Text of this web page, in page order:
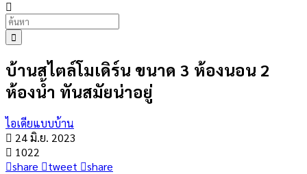
บ้านสไตล์โมเดิร์น ขนาด 3 ห้องนอน 2
ห้องน้ำ ทันสมัยน่าอยู่
ไอเดียแบบบ้าน
24 มิ.ย. 2023
1022
share
tweet share